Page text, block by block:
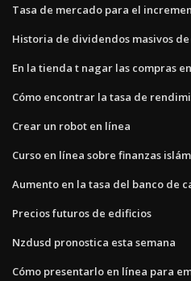
Tasa de mercado para el
Historia de dividendos masivos
En la tienda t nagar las compras
Cómo encontrar la tasa de
Crear un robot en línea
Curso en línea sobre finanzas
Aumento en la tasa del banco de
Precios futuros de edificios
Nzdusd pronostica esta semana
Cómo presentarlo en línea para